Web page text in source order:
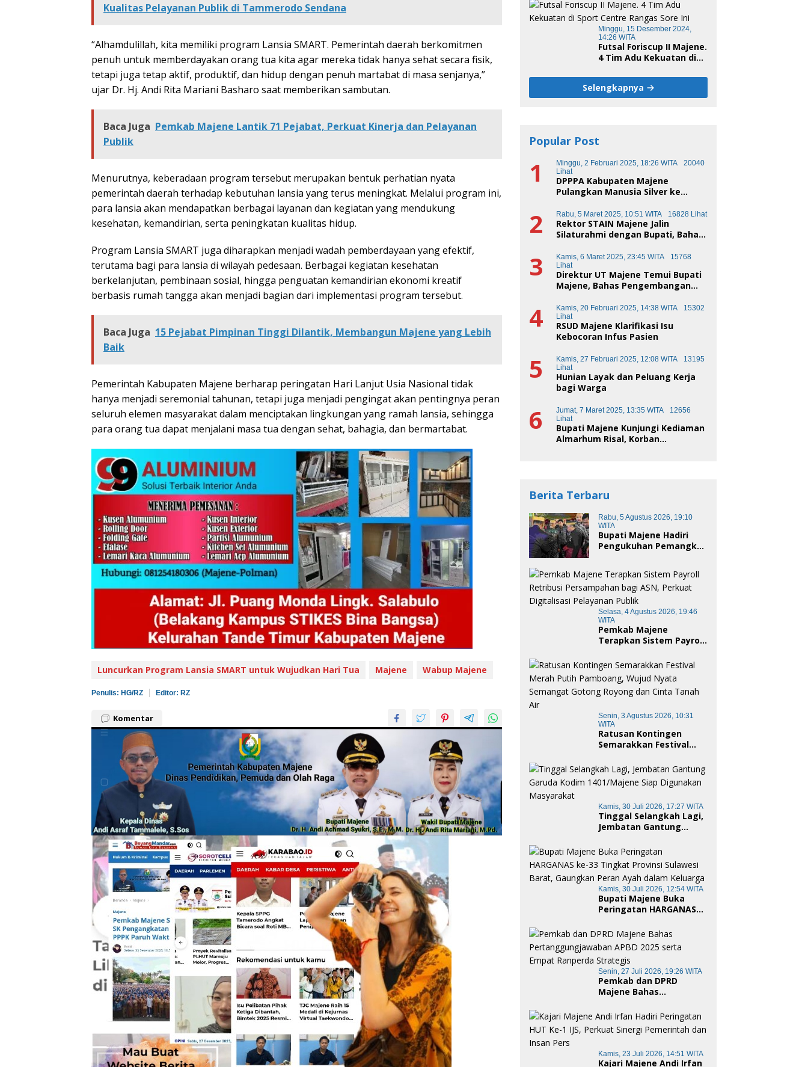
Kualitas Pelayanan Publik di Tammerodo Sendana
“Alhamdulillah, kita memiliki program Lansia SMART. Pemerintah daerah berkomitmen
penuh untuk memberdayakan orang tua kita agar mereka tidak hanya sehat secara fisik,
tetapi juga tetap aktif, produktif, dan hidup dengan penuh martabat di masa senjanya,”
ujar Dr. Hj. Andi Rita Mariani Basharo saat memberikan sambutan.
Baca Juga Pemkab Majene Lantik 71 Pejabat, Perkuat Kinerja dan Pelayanan
Publik
Menurutnya, keberadaan program tersebut merupakan bentuk perhatian nyata
pemerintah daerah terhadap kebutuhan lansia yang terus meningkat. Melalui program ini,
para lansia akan mendapatkan berbagai layanan dan kegiatan yang mendukung
kesehatan, kemandirian, serta peningkatan kualitas hidup.
Program Lansia SMART juga diharapkan menjadi wadah pemberdayaan yang efektif,
terutama bagi para lansia di wilayah pedesaan. Berbagai kegiatan kesehatan
berkelanjutan, pembinaan sosial, hingga penguatan kemandirian ekonomi kreatif
berbasis rumah tangga akan menjadi bagian dari implementasi program tersebut.
Baca Juga 15 Pejabat Pimpinan Tinggi Dilantik, Membangun Majene yang Lebih
Baik
Pemerintah Kabupaten Majene berharap peringatan Hari Lanjut Usia Nasional tidak
hanya menjadi seremonial tahunan, tetapi juga menjadi pengingat akan pentingnya peran
seluruh elemen masyarakat dalam menciptakan lingkungan yang ramah lansia, sehingga
para orang tua dapat menjalani masa tua dengan sehat, bahagia, dan bermartabat.
Luncurkan Program Lansia SMART untuk Wujudkan Hari Tua Majene Wabup Majene
Penulis: HG/RZ Editor: RZ
Komentar
Minggu, 15 Desember 2024,
14:26 WITA
Futsal Foriscup II Majene.
4 Tim Adu Kekuatan di
Sore Ini
Selengkapnya
Popular Post
1 Minggu, 2 Februari 2025, 18:26 WITA
20040
Lihat
DPPPA Kabupaten Majene
Pulangkan Manusia Silver ke
2 Rabu, 5 Maret 2025, 10:51 WITA 16828 Lihat
Rektor STAIN Majene Jalin
Silaturahmi dengan Bupati, Bahas
3 Kamis, 6 Maret 2025, 23:45 WITA
15768
Lihat
Direktur UT Majene Temui Bupati
Majene, Bahas Pengembangan
4 Kamis, 20 Februari 2025, 14:38 WITA
15302
Lihat
RSUD Majene Klarifikasi Isu
Kebocoran Infus Pasien
5 Kamis, 27 Februari 2025, 12:08 WITA
13195
Lihat
Hunian Layak dan Peluang Kerja
bagi Warga
6 Jumat, 7 Maret 2025, 13:35 WITA
12656
Lihat
Bupati Majene Kunjungi Kediaman
Almarhum Risal, Korban
Berita Terbaru
Rabu, 5 Agustus 2026, 19:10
WITA
Bupati Majene Hadiri
Pengukuhan Pemangku
Gelar Kehormatan Adat
Selasa, 4 Agustus 2026, 19:46
WITA
Pemkab Majene
Terapkan Sistem Payroll
bagi ASN, Perkuat
Digitalisasi Pelayanan
Publik
Senin, 3 Agustus 2026, 10:31
WITA
Ratusan Kontingen
Semarakkan Festival
Wujud Nyata Semangat
Gotong Royong dan
Cinta Tanah Air
Kamis, 30 Juli 2026, 17:27 WITA
Tinggal Selangkah Lagi,
Jembatan Gantung
1401/Majene Siap
Digunakan Masyarakat
Kamis, 30 Juli 2026, 12:54 WITA
Bupati Majene Buka
Peringatan HARGANAS
Sulawesi Barat,
Gaungkan Peran Ayah
dalam Keluarga
Senin, 27 Juli 2026, 19:26 WITA
Pemkab dan DPRD
Majene Bahas
APBD 2025 serta Empat
Ranperda Strategis
Kamis, 23 Juli 2026, 14:51 WITA
Kajari Majene Andi Irfan